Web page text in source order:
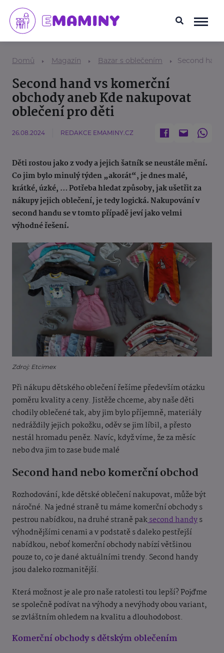
Domů Magazín Bazar s oblečením Second
Second hand vs komerční
obchody aneb Kde nakupovat
oblečení pro děti
26.08.2024 REDAKCE EMAMINY.CZ
Děti rostou jako z vody a jejich šatník se neustále mění.
Co jim bylo minulý týden „akorát“, je dnes malé,
krátké, úzké, … Potřeba hledat způsoby, jak ušetřit za
nákupy jejich oblečení, je tedy logická. Nakupování v
second handu se v tomto případě jeví jako velmi
výhodné řešení.
Zdroj: Etcimex
Při nákupu dětského oblečení řešíme především otázku
poměru kvality a ceny. Jistěže chceme, aby naše děti
chodily oblečené tak, aby jim bylo příjemně, materiály
nedráždily jejich pokožku, oděv se jim líbil, a přesto
nestál hromadu peněz. Navíc, když víme, že za měsíc
nebo dva jim to zase bude malé
Second hand nebo komerční obchod
Rozhodování, kde dětské oblečení nakupovat, může být
náročné. Na jedné straně tu máme komerční obchody s
pestrou nabídkou, na druhé straně paksecond handys
výhodnějšími cenami a v podstatě s daleko pestřejší
nabídkou, neboť komerční obchody nabízí většinou
pouze to, co je dané aktuálními trendy. Second handy
jsou daleko rozmanitější.
Která možnost je ale pro naše ratolesti tou lepší? Pojďme
se společně podívat na výhody a nevýhody obou variant,
se zvláštním ohledem na kvalitu a dlouhodobost.
Komerční obchody s dětským oblečením